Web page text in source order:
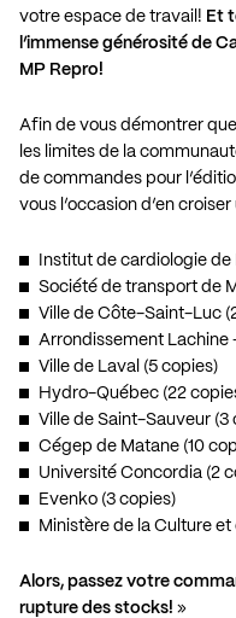
votre espace de travail! Et
l’immense générosité de
MP Repro!
Afin de vous démontrer
les limites de la
de commandes pour
vous l’occasion d’en
Institut de cardiologie
Société de transport de
Ville de Côte-Saint-Luc
Arrondissement Lachine
Ville de Laval (5 copies)
Hydro-Québec (22
Ville de Saint-Sauveur (3
Cégep de Matane (10
Université Concordia (2
Evenko (3 copies)
Ministère de la Culture
Alors, passez votre
rupture des stocks! »